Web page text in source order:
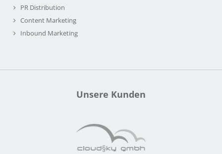
PR Distribution
Content Marketing
Inbound Marketing
Unsere Kunden